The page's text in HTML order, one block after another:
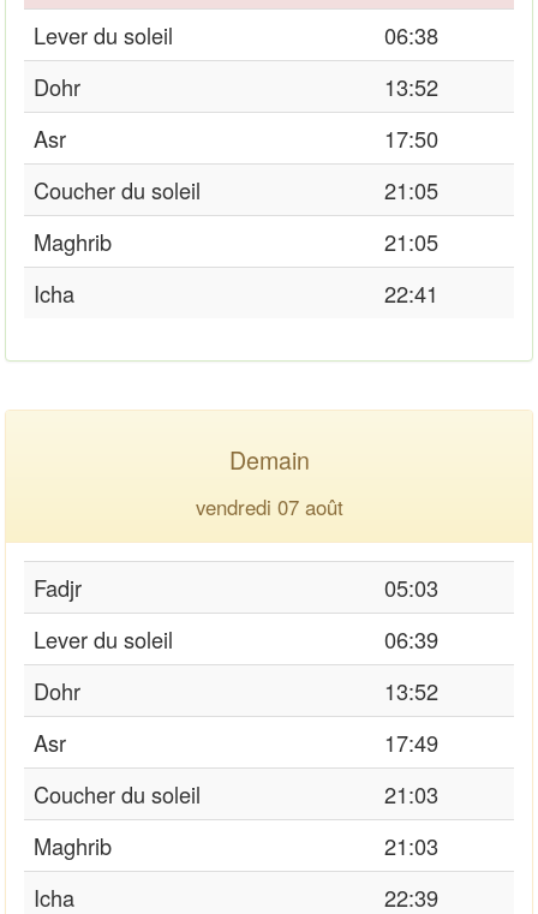
Lever du soleil
06:38
Dohr
13:52
Asr
17:50
Coucher du soleil
21:05
Maghrib
21:05
Icha
22:41
Demain
vendredi 07 août
Fadjr
05:03
Lever du soleil
06:39
Dohr
13:52
Asr
17:49
Coucher du soleil
21:03
Maghrib
21:03
Icha
22:39